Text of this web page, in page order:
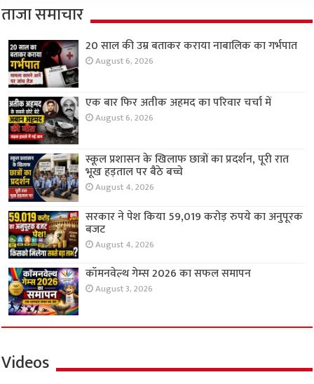
ताजा समाचार
20 साल की उम्र बताकर कराया नाबालिक का गर्भपात
August 6, 2026
एक बार फिर अतीक अहमद का परिवार चर्चा में
August 6, 2026
स्कूल प्रशासन के खिलाफ छात्रों का प्रदर्शन, पूरी रात
भूख हड़ताल पर बैठे बच्चे
August 4, 2026
सरकार ने पेश किया 59,019 करोड़ रुपये का अनुपूरक
बजट
August 4, 2026
कॉमनवेल्थ गेम्स 2026 का सफल समापन
August 3, 2026
Videos